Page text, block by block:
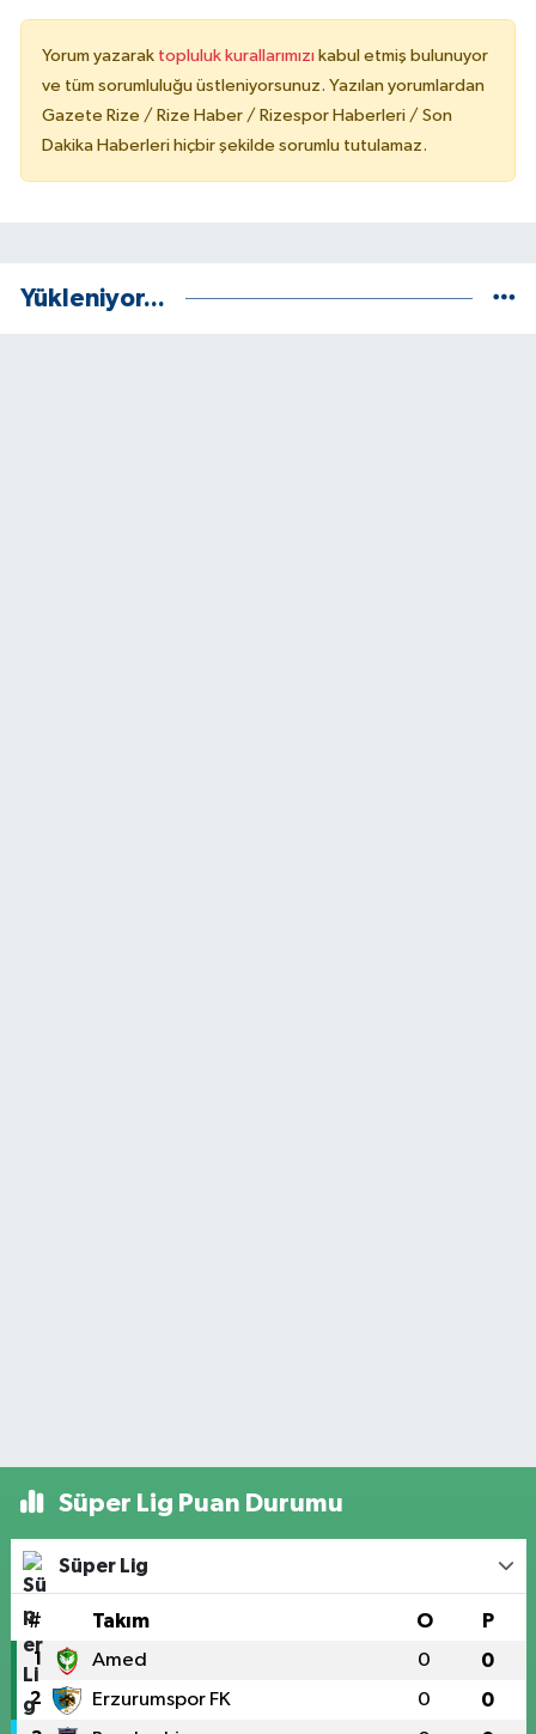
Yorum yazarak topluluk kurallarımızı kabul etmiş bulunuyor
ve tüm sorumluluğu üstleniyorsunuz. Yazılan yorumlardan
Gazete Rize / Rize Haber / Rizespor Haberleri / Son
Dakika Haberleri hiçbir şekilde sorumlu tutulamaz.
Yükleniyor...
Süper Lig Puan Durumu
Süper Lig
# Takım O P
1 Amed 0 0
2 Erzurumspor FK 0 0